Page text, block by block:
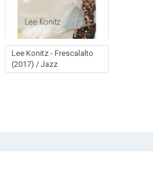
Lee Konitz - Frescalalto
(2017) / Jazz